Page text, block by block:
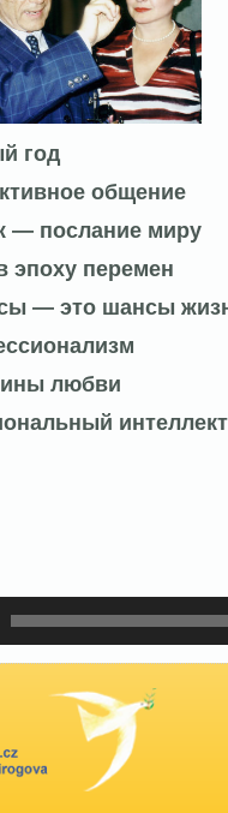
год
общение
— послание миру
эпоху перемен
— это шансы
любви
интеллект